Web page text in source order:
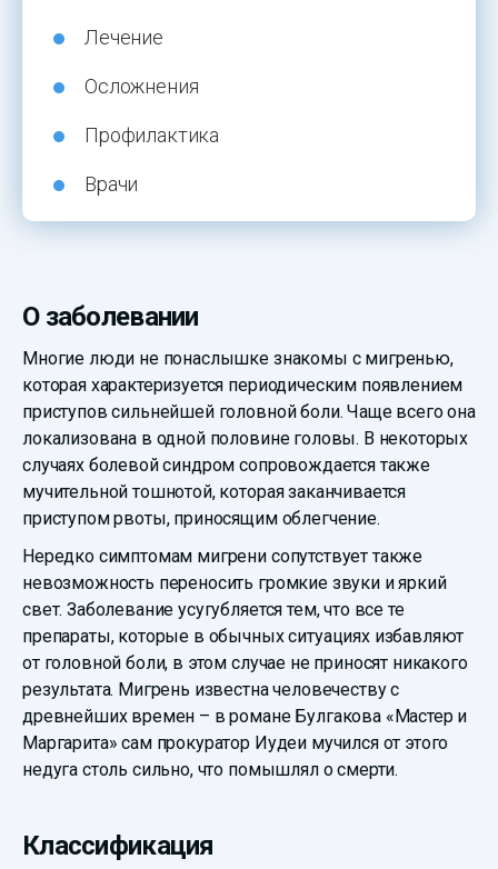
Лечение
Осложнения
Профилактика
Врачи
О заболевании
Многие люди не понаслышке знакомы с мигренью,
которая характеризуется периодическим появлением
приступов сильнейшей головной боли. Чаще всего она
локализована в одной половине головы. В некоторых
случаях болевой синдром сопровождается также
мучительной тошнотой, которая заканчивается
приступом рвоты, приносящим облегчение.
Нередко симптомам мигрени сопутствует также
невозможность переносить громкие звуки и яркий
свет. Заболевание усугубляется тем, что все те
препараты, которые в обычных ситуациях избавляют
от головной боли, в этом случае не приносят никакого
результата. Мигрень известна человечеству с
древнейших времен – в романе Булгакова «Мастер и
Маргарита» сам прокуратор Иудеи мучился от этого
недуга столь сильно, что помышлял о смерти.
Классификация